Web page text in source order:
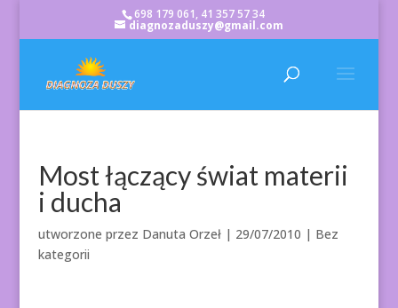
698 179 061, 41 357 57 34
diagnozaduszy@gmail.com
Most łączący świat materii
i ducha
utworzone przez Danuta Orzeł| 29/07/2010 | Bez
kategorii